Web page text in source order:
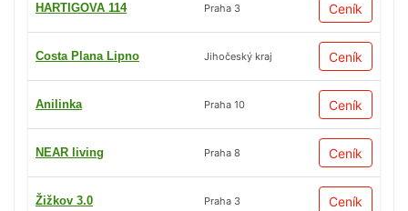
HARTIGOVA 114 Praha 3 Ceník
Costa Plana Lipno Jihočeský kraj Ceník
Anilinka Praha 10 Ceník
NEAR living Praha 8 Ceník
Žižkov 3.0 Praha 3 Ceník